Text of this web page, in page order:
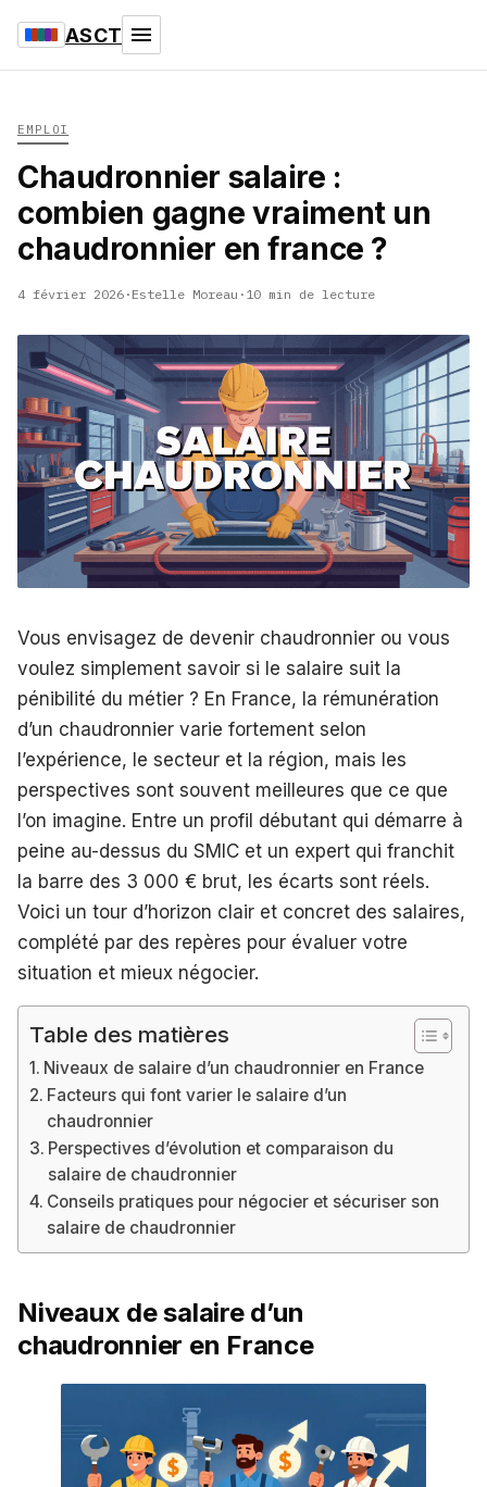
ASCT
EMPLOI
Chaudronnier salaire :
combien gagne vraiment un
chaudronnier en france ?
4 février 2026 · Estelle Moreau · 10 min de lecture
Vous envisagez de devenir chaudronnier ou vous
voulez simplement savoir si le salaire suit la
pénibilité du métier ? En France, la rémunération
d’un chaudronnier varie fortement selon
l’expérience, le secteur et la région, mais les
perspectives sont souvent meilleures que ce que
l’on imagine. Entre un profil débutant qui démarre à
peine au-dessus du SMIC et un expert qui franchit
la barre des 3 000 € brut, les écarts sont réels.
Voici un tour d’horizon clair et concret des salaires,
complété par des repères pour évaluer votre
situation et mieux négocier.
Table des matières
Niveaux de salaire d’un chaudronnier en France
Facteurs qui font varier le salaire d’un
chaudronnier
Perspectives d’évolution et comparaison du
salaire de chaudronnier
Conseils pratiques pour négocier et sécuriser son
salaire de chaudronnier
Niveaux de salaire d’un
chaudronnier en France